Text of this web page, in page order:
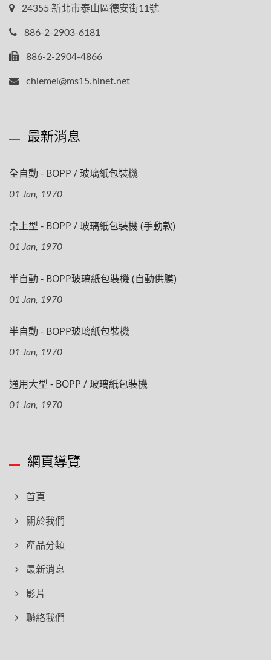
24355 新北市泰山區德安街11號
886-2-2903-6181
886-2-2904-4866
chiemei@ms15.hinet.net
最新消息
全自動 - BOPP / 玻璃紙包裝機
01 Jan, 1970
桌上型 - BOPP / 玻璃紙包裝機 (手動款)
01 Jan, 1970
半自動 - BOPP玻璃紙包裝機 (自動供膜)
01 Jan, 1970
半自動 - BOPP玻璃紙包裝機
01 Jan, 1970
通用大型 - BOPP / 玻璃紙包裝機
01 Jan, 1970
網頁導覽
首頁
關於我們
產品分類
最新消息
影片
聯絡我們